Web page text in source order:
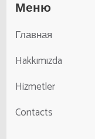
Меню
Главная
Hakkımızda
Hizmetler
Contacts